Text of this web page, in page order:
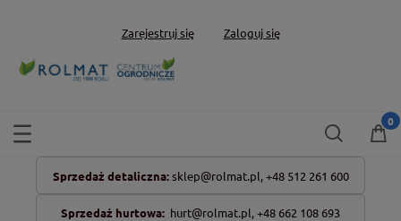
Zarejestruj się Zaloguj się
Sprzedaż detaliczna: sklep@rolmat.pl, +48 512 261 600
Sprzedaż hurtowa: hurt@rolmat.pl,+48 662 108 693